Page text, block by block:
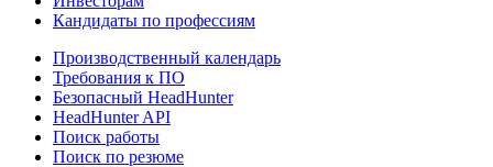
Кандидаты по профессиям
Производственный календарь
Требования к ПО
Безопасный HeadHunter
HeadHunter API
Поиск работы
Поиск по резюме